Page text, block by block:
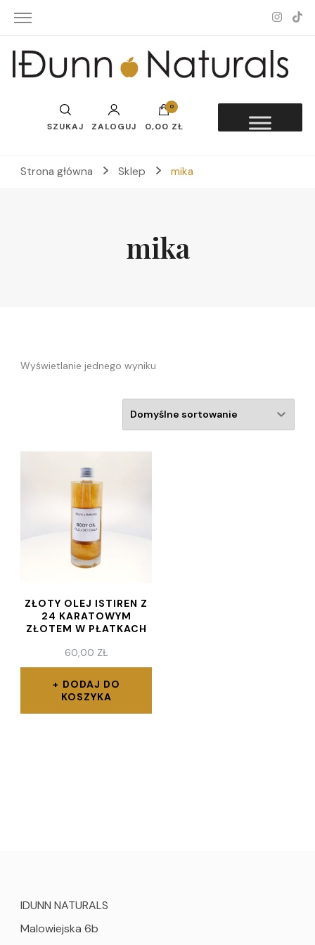
Idunn-Naturals
SZUKAJ ZALOGUJ
0
0,00 ZŁ
Strona główna Sklep mika
mika
Wyświetlanie jednego wyniku
ZŁOTY OLEJ ISTIREN Z
24 KARATOWYM
ZŁOTEM W PŁATKACH
60,00 ZŁ
DODAJ DO
KOSZYKA
IDUNN NATURALS
Malowiejska 6b